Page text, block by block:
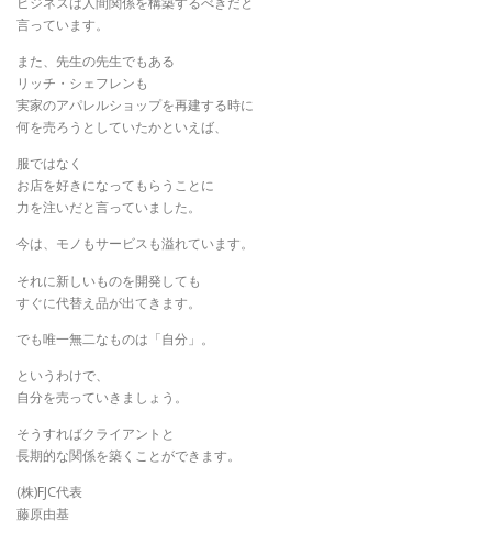
言っています。
また、先生の先生でもある
リッチ・シェフレンも
実家のアパレルショップを再建する時に
何を売ろうとしていたかといえば、
服ではなく
お店を好きになってもらうことに
力を注いだと言っていました。
今は、モノもサービスも溢れています。
それに新しいものを開発しても
すぐに代替え品が出てきます。
でも唯一無二なものは「自分」。
というわけで、
自分を売っていきましょう。
そうすればクライアントと
長期的な関係を築くことができます。
(株)FJC代表
藤原由基